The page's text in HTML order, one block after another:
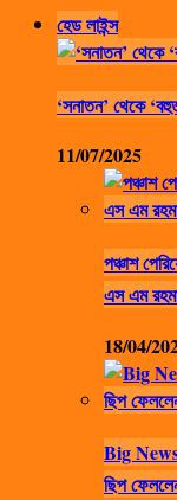
হেড লাইন্স
‘সনাতন’ থেকে
11/07/2025
পঞ্চাশ
এস এম
18/04/
Big News
ছিপ